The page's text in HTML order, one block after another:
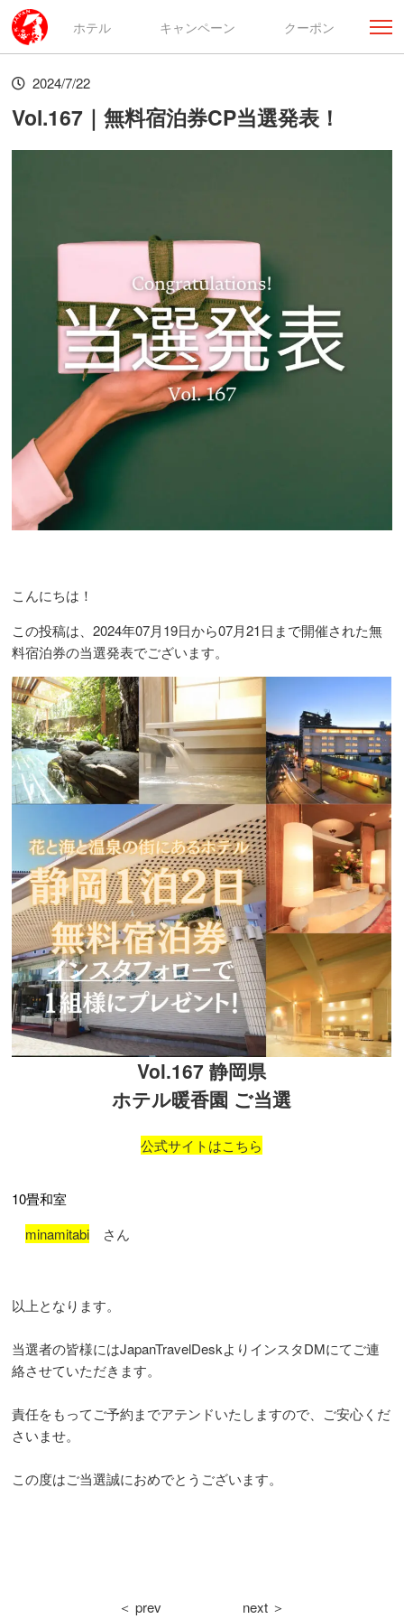
ホテル キャンペーン クーポン
2024/7/22
Vol.167｜無料宿泊券CP当選発表！
こんにちは！
この投稿は、2024年07月19日から07月21日まで開催された無
料宿泊券の当選発表でございます。
Vol.167 静岡県
ホテル暖香園 ご当選
公式サイトはこちら
10畳和室
minamitabi さん
以上となります。
当選者の皆様にはJapanTravelDeskよりインスタDMにてご連
絡させていただきます。
責任をもってご予約までアテンドいたしますので、ご安心くだ
さいませ。
この度はご当選誠におめでとうございます。
＜ prev next ＞